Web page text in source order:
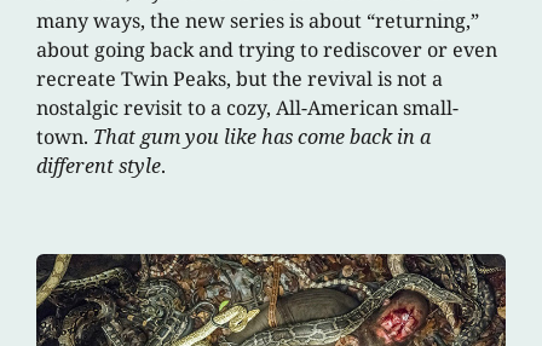
many ways, the new series is about “returning,”
about going back and trying to rediscover or even
recreate Twin Peaks, but the revival is not a
nostalgic revisit to a cozy, All-American small-
town. That gum you like has come back in a
different style.